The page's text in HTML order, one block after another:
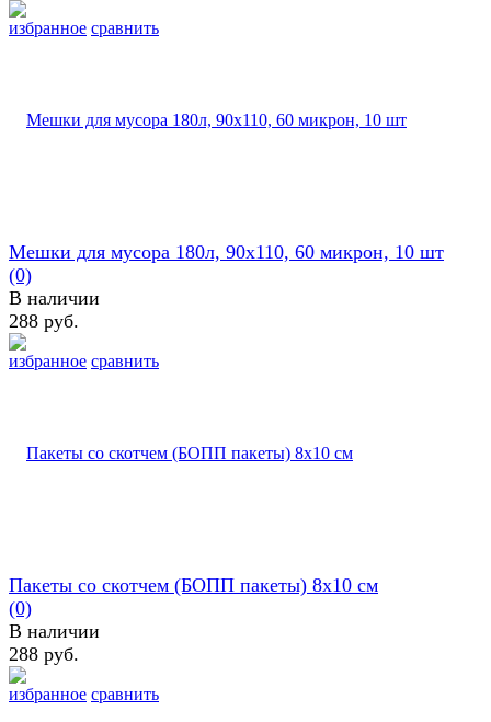
избранное сравнить
избранное сравнить
Мешки для мусора 180л, 90х110, 60 микрон, 10 шт
(0)
В наличии
288 руб.
избранное сравнить
Пакеты со скотчем (БОПП пакеты) 8х10 см
(0)
В наличии
288 руб.